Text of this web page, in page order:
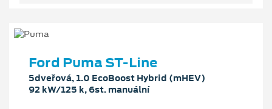
Ford Puma ST-Line
5dveřová, 1.0 EcoBoost Hybrid (mHEV)
92 kW/125 k, 6st. manuální